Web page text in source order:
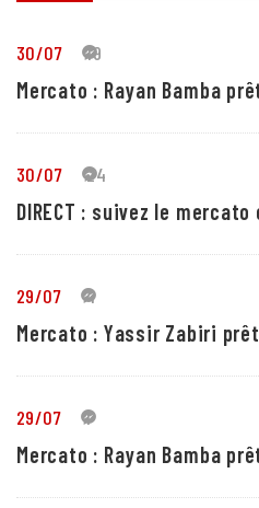
30/07 19
Mercato : Rayan Bamba
30/07 24
DIRECT : suivez le
29/07 4
Mercato : Yassir Zabiri
29/07 1
Mercato : Rayan Bamba